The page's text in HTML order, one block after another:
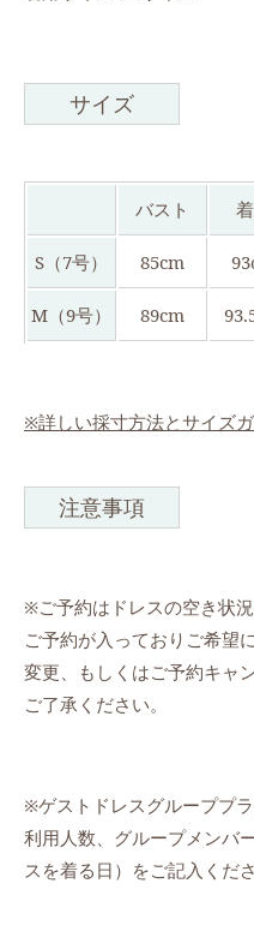
サイズ
バスト
S（7号） 85cm
M（9号） 89cm
※詳しい採寸方法とサイズ
注意事項
※ご予約はドレスの空き状
ご予約が入っておりご希望
変更、もしくはご予約キャ
ご了承ください。
※ゲストドレスグループプ
利用人数、グループメンバ
スを着る日）をご記入くださ